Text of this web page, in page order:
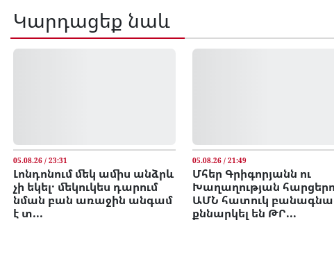
Կարդացեք նաև
05.08.26 / 23:31
Լոնդոնում մեկ ամիս անձրև
չի եկել․ մեկուկես դարում
նման բան առաջին անգամ
է տ...
05.08.26 / 21:49
Մհեր Գրիգորյանն ու
Խաղաղության
ԱՄՆ հատուկ
քննարկել են ԹՐ...